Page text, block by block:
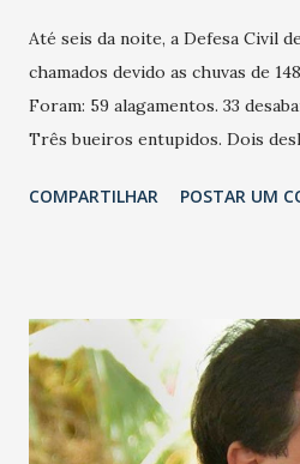
Até seis da noite, a Defesa Civil
chamados devido as chuvas de
Foram: 59 alagamentos. 33
Três bueiros entupidos. Dois
COMPARTILHAR POSTAR UM